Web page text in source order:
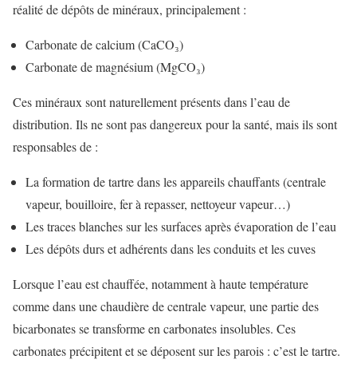
réalité de dépôts de minéraux, principalement :
Carbonate de calcium (CaCO₃)
Carbonate de magnésium (MgCO₃)
Ces minéraux sont naturellement présents dans l’eau de
distribution. Ils ne sont pas dangereux pour la santé, mais ils sont
responsables de :
La formation de tartre dans les appareils chauffants (centrale
vapeur, bouilloire, fer à repasser, nettoyeur vapeur…)
Les traces blanches sur les surfaces après évaporation de l’eau
Les dépôts durs et adhérents dans les conduits et les cuves
Lorsque l’eau est chauffée, notamment à haute température
comme dans une chaudière de centrale vapeur, une partie des
bicarbonates se transforme en carbonates insolubles. Ces
carbonates précipitent et se déposent sur les parois : c’est le tartre.